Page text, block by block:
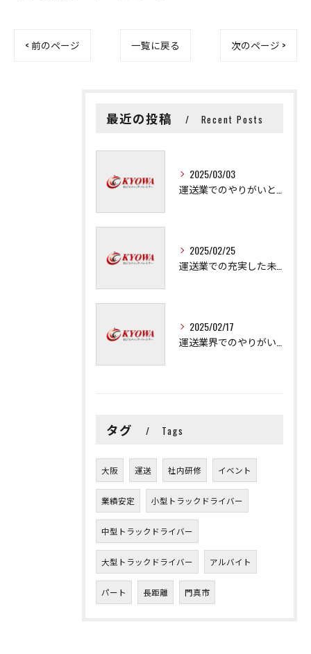
< 前のページ 一覧に戻る 次のページ >
最近の投稿 Recent Posts
2025/03/03
2025/02/25
2025/02/17
タグ Tags
大阪 運送 社内研修 イベント
業績安定 小型トラックドライバー
中型トラックドライバー
大型トラックドライバー アルバイト
パート 長距離 門真市